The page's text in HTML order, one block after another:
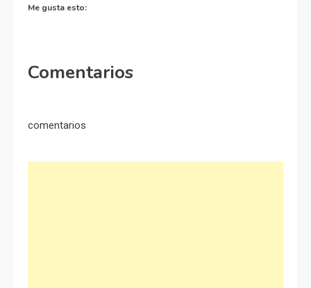
Me gusta esto:
Comentarios
comentarios